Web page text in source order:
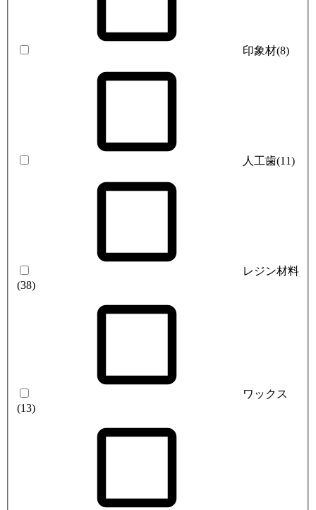
印象材(8)
人工歯(11)
レジン材料
(38)
ワックス
(13)